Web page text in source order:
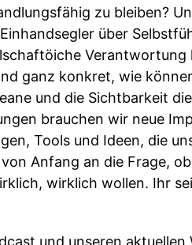
zu bleiben?
über
ganz konkret, wie
und die Sichtbarkeit
brauchen wir neue
Tools und Ideen, die
Anfang an die Frage,
wirklich wollen. Ihr
und unseren aktuellen